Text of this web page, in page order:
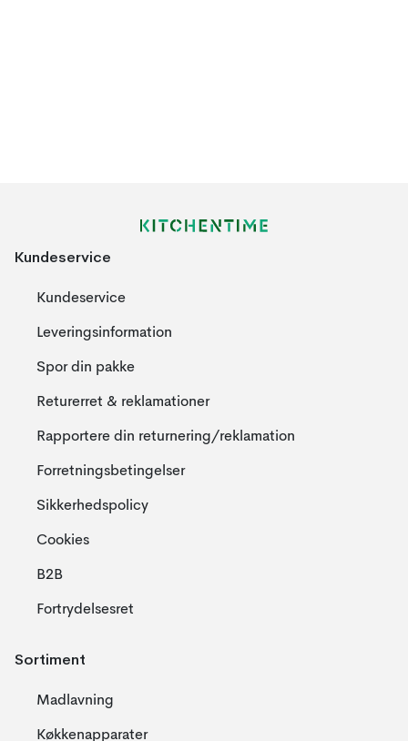
Kundeservice
Kundeservice
Leveringsinformation
Spor din pakke
Returerret & reklamationer
Rapportere din returnering/reklamation
Forretningsbetingelser
Sikkerhedspolicy
Cookies
B2B
Fortrydelsesret
Sortiment
Madlavning
Køkkenapparater